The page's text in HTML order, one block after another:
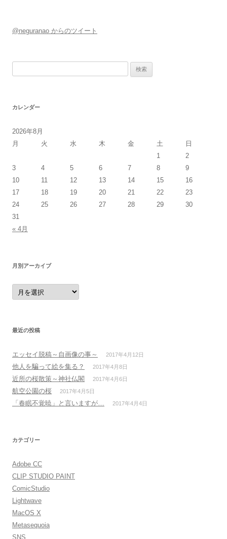
@neguranao からのツイート
索:
カレンダー
2026年8月
月
火 水 木 金 土
日
1
2
3
4 5 6 7 8
9
10
11 12 13 14 15
16
17
18 19 20 21 22
23
24
25 26 27 28 29
30
31
« 4月
月別アーカイブ
月
別
ア
ブ
最近の投稿
エッセイ脱稿～自画像の事～ 2017年4月12日
他人を騙って絵を集る？ 2017年4月8日
近所の桜散策～神社仏閣 2017年4月6日
航空公園の桜 2017年4月5日
「春眠不覚暁」と言いますが… 2017年4月4日
カテゴリー
Adobe CC
CLIP STUDIO PAINT
ComicStudio
Lightwave
MacOS X
Metasequoia
SNS